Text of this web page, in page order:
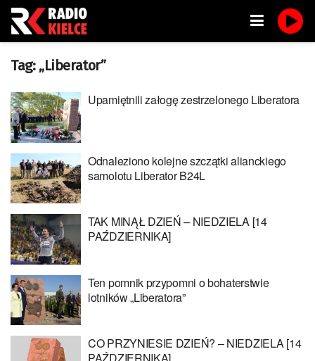
Tag: „Liberator”
Upamiętnili załogę zestrzelonego Liberatora
Odnaleziono kolejne szczątki alianckiego
samolotu Liberator B24L
TAK MINĄŁ DZIEŃ – NIEDZIELA [14
PAŹDZIERNIKA]
Ten pomnik przypomni o bohaterstwie
lotników „Liberatora”
CO PRZYNIESIE DZIEŃ? – NIEDZIELA [14